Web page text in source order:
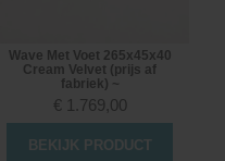
Wave Met Voet 265x45x40
Cream Velvet (prijs af
fabriek) ~
€ 1.769,00
BEKIJK PRODUCT